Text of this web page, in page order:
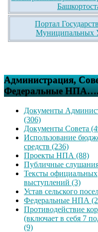
Портал
Муниципальных
Администрация,
Федеральные
Документы
(306)
Документы Совета
Использование
средств (236)
Проекты НПА (88)
Публичные
Тексты официальных
выступлений (3)
Устав сельского
Федеральные НПА
Противодействие
(включает в себя 7
(9)